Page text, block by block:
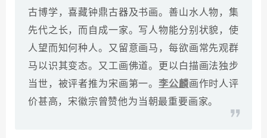
古博学，喜藏钟鼎古器及书画。善山水人物，集
先代之长，而自成一家。写人物能分别状貌，使
人望而知何种人。又留意画马，每欲画常先观群
马以识其变态。又工画佛道。更以白描画法独步
当世，被评者推为宋画第一。李公麟画作时人评
价甚高，宋徽宗曾赞他为当朝最重要画家。